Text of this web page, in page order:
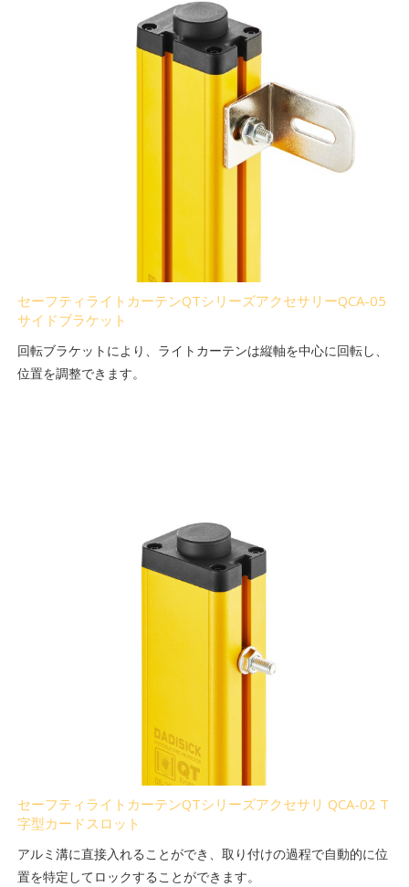
セーフティライトカーテンQTシリーズアクセサリーQCA-05
サイドブラケット
回転ブラケットにより、ライトカーテンは縦軸を中心に回転し、
位置を調整できます。
セーフティライトカーテンQTシリーズアクセサリ QCA-02 T
字型カードスロット
アルミ溝に直接入れることができ、取り付けの過程で自動的に位
置を特定してロックすることができます。